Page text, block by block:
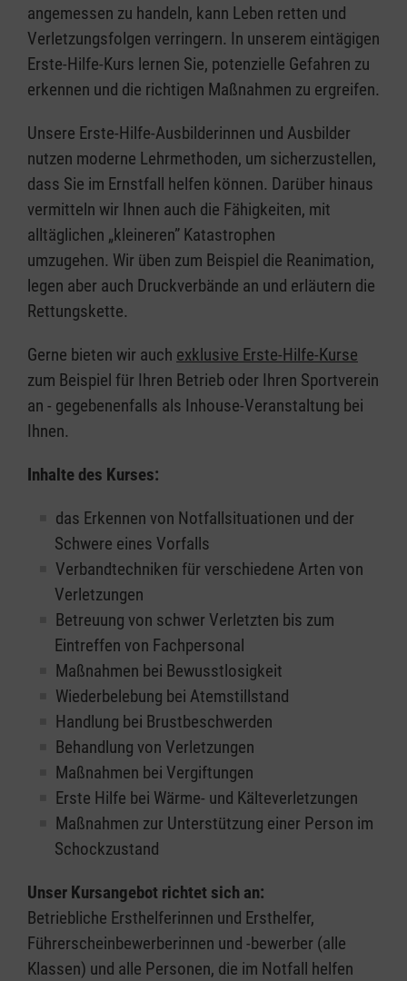
angemessen zu handeln, kann Leben retten und
Verletzungsfolgen verringern. In unserem eintägigen
Erste-Hilfe-Kurs lernen Sie, potenzielle Gefahren zu
erkennen und die richtigen Maßnahmen zu ergreifen.
Unsere Erste-Hilfe-Ausbilderinnen und Ausbilder
nutzen moderne Lehrmethoden, um sicherzustellen,
dass Sie im Ernstfall helfen können. Darüber hinaus
vermitteln wir Ihnen auch die Fähigkeiten, mit
alltäglichen „kleineren” Katastrophen
umzugehen. Wir üben zum Beispiel die Reanimation,
legen aber auch Druckverbände an und erläutern die
Rettungskette.
Gerne bieten wir auch exklusive Erste-Hilfe-Kurse
zum Beispiel für Ihren Betrieb oder Ihren Sportverein
an - gegebenenfalls als Inhouse-Veranstaltung bei
Ihnen.
Inhalte des Kurses:
das Erkennen von Notfallsituationen und der
Schwere eines Vorfalls
Verbandtechniken für verschiedene Arten von
Verletzungen
Betreuung von schwer Verletzten bis zum
Eintreffen von Fachpersonal
Maßnahmen bei Bewusstlosigkeit
Wiederbelebung bei Atemstillstand
Handlung bei Brustbeschwerden
Behandlung von Verletzungen
Maßnahmen bei Vergiftungen
Erste Hilfe bei Wärme- und Kälteverletzungen
Maßnahmen zur Unterstützung einer Person im
Schockzustand
Unser Kursangebot richtet sich an:
Betriebliche Ersthelferinnen und Ersthelfer,
Führerscheinbewerberinnen und -bewerber (alle
Klassen) und alle Personen, die im Notfall helfen